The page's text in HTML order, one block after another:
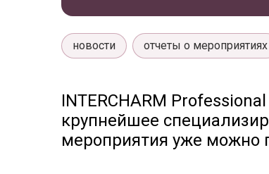
новости отчеты о мероприятиях
INTERCHARM
крупнейшее
мероприятия уже можно